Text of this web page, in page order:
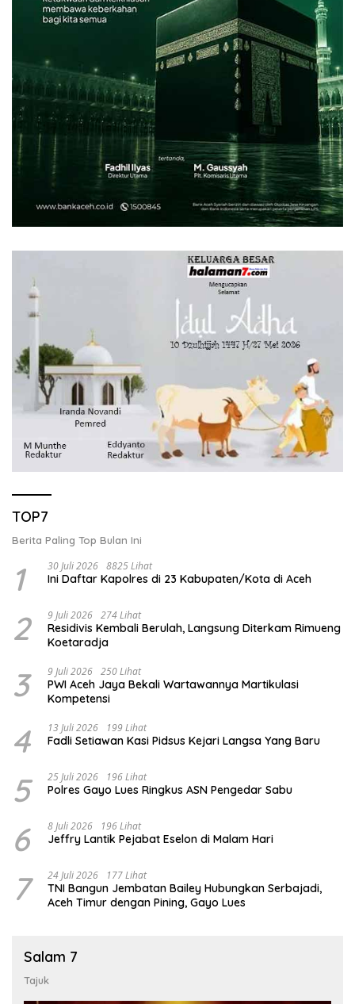
TOP7
Berita Paling Top Bulan Ini
1 30 Juli 2026 8825 Lihat
Ini Daftar Kapolres di 23 Kabupaten/Kota di Aceh
2 9 Juli 2026 274 Lihat
Residivis Kembali Berulah, Langsung Diterkam Rimueng
Koetaradja
3 9 Juli 2026 250 Lihat
PWI Aceh Jaya Bekali Wartawannya Martikulasi
Kompetensi
4 13 Juli 2026 199 Lihat
Fadli Setiawan Kasi Pidsus Kejari Langsa Yang Baru
5 25 Juli 2026 196 Lihat
Polres Gayo Lues Ringkus ASN Pengedar Sabu
6 8 Juli 2026 196 Lihat
Jeffry Lantik Pejabat Eselon di Malam Hari
7 24 Juli 2026 177 Lihat
TNI Bangun Jembatan Bailey Hubungkan Serbajadi,
Aceh Timur dengan Pining, Gayo Lues
Salam 7
Tajuk